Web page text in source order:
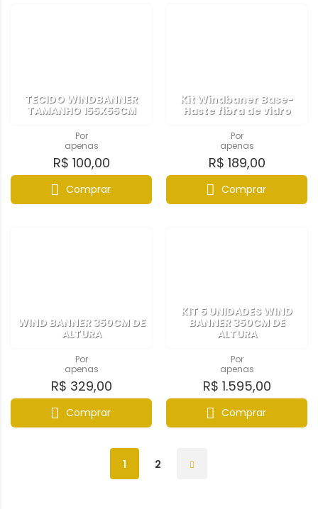
TECIDO WINDBANNER
TAMANHO 155X55CM
Por
apenas
R$ 100,00
Comprar
Kit Windbaner Base-
Haste fibra de vidro
Por
apenas
R$ 189,00
Comprar
WIND BANNER 350CM DE
ALTURA
Por
apenas
R$ 329,00
Comprar
KIT 5 UNIDADES WIND
BANNER 350CM DE
ALTURA
Por
apenas
R$ 1.595,00
Comprar
1 2